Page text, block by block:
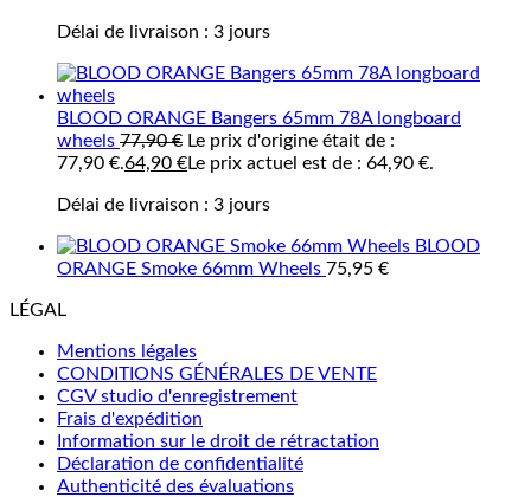
Délai de livraison : 3 jours
BLOOD ORANGE Bangers 65mm 78A longboard
wheels 77,90€ Le prix d'origine était de :
77,90 €.64,90 €Le prix actuel est de : 64,90 €.
Délai de livraison : 3 jours
BLOOD
ORANGE Smoke 66mm Wheels 75,95 €
LÉGAL
Mentions légales
CONDITIONS GÉNÉRALES DE VENTE
CGV studio d'enregistrement
Frais d'expédition
Information sur le droit de rétractation
Déclaration de confidentialité
Authenticité des évaluations